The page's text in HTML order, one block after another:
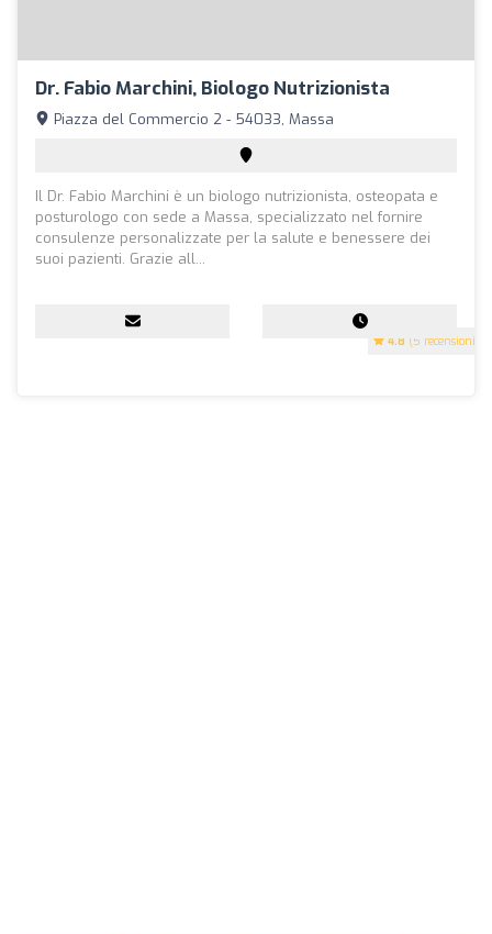
Dr. Fabio Marchini, Biologo Nutrizionista
4.8 (5 recensioni)
Piazza del Commercio 2 - 54033, Massa
Il Dr. Fabio Marchini è un biologo nutrizionista, osteopata e
posturologo con sede a Massa, specializzato nel fornire
consulenze personalizzate per la salute e benessere dei
suoi pazienti. Grazie all...